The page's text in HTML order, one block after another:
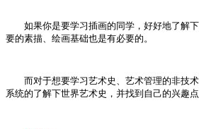
如果你是要学习插画的同学，好好地了解下
要的素描、绘画基础也是有必要的。
而对于想要学习艺术史、艺术管理的非技术
系统的了解下世界艺术史，并找到自己的兴趣